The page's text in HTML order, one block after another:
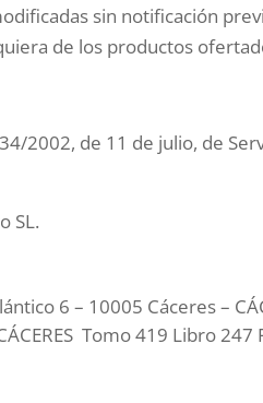
sin notificación
de los productos
2002, de 11 de julio, de
SL.
6 – 10005 Cáceres –
Tomo 419 Libro 247